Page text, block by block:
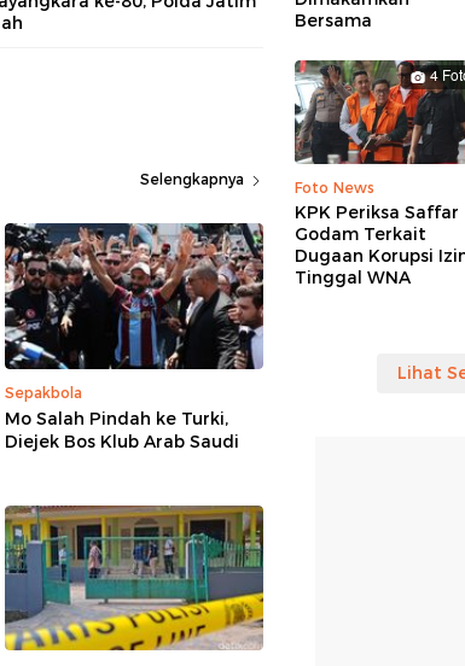
Selengkapnya
Sepakbola
Mo Salah Pindah ke Turki,
Diejek Bos Klub Arab Saudi
Bersama
4
Foto News
KPK Periksa Saffar
Godam Terkait
Dugaan Korupsi
Tinggal WNA
Lihat